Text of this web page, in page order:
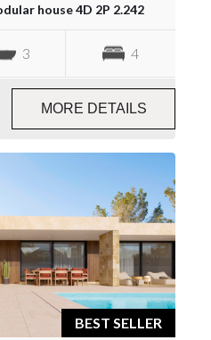
house 4D 2P 2.242
3 4
MORE DETAILS
BEST SELLER